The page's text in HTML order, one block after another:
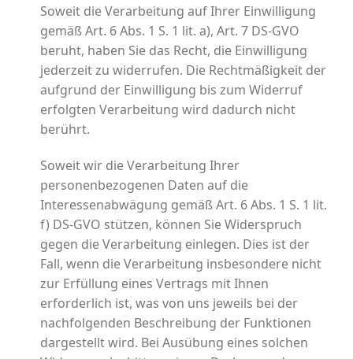
Soweit die Verarbeitung auf Ihrer Einwilligung
gemäß Art. 6 Abs. 1 S. 1 lit. a), Art. 7 DS-GVO
beruht, haben Sie das Recht, die Einwilligung
jederzeit zu widerrufen. Die Rechtmäßigkeit der
aufgrund der Einwilligung bis zum Widerruf
erfolgten Verarbeitung wird dadurch nicht
berührt.
Soweit wir die Verarbeitung Ihrer
personenbezogenen Daten auf die
Interessenabwägung gemäß Art. 6 Abs. 1 S. 1 lit.
f) DS-GVO stützen, können Sie Widerspruch
gegen die Verarbeitung einlegen. Dies ist der
Fall, wenn die Verarbeitung insbesondere nicht
zur Erfüllung eines Vertrags mit Ihnen
erforderlich ist, was von uns jeweils bei der
nachfolgenden Beschreibung der Funktionen
dargestellt wird. Bei Ausübung eines solchen